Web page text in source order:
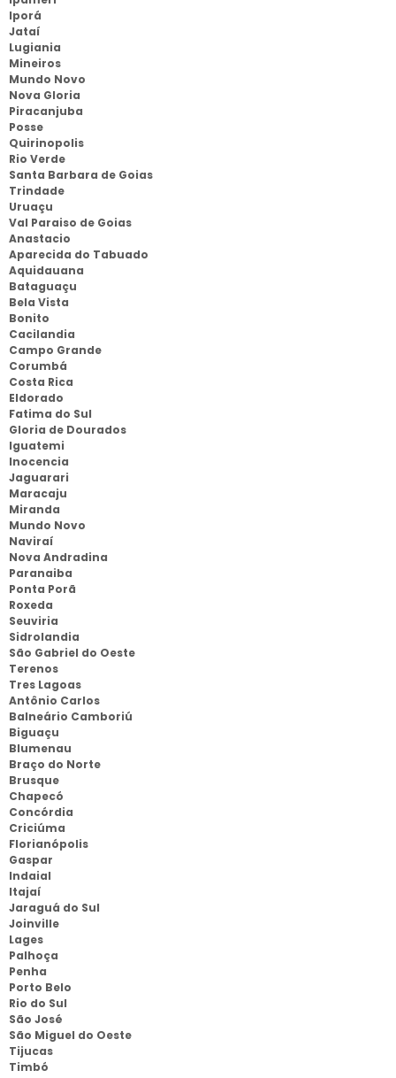
Iporá
Jataí
Lugiania
Mineiros
Mundo Novo
Nova Gloria
Piracanjuba
Posse
Quirinopolis
Rio Verde
Santa Barbara de Goias
Trindade
Uruaçu
Val Paraiso de Goias
Anastacio
Aparecida do Tabuado
Aquidauana
Bataguaçu
Bela Vista
Bonito
Cacilandia
Campo Grande
Corumbá
Costa Rica
Eldorado
Fatima do Sul
Gloria de Dourados
Iguatemi
Inocencia
Jaguarari
Maracaju
Miranda
Mundo Novo
Naviraí
Nova Andradina
Paranaiba
Ponta Porã
Roxeda
Seuviria
Sidrolandia
São Gabriel do Oeste
Terenos
Tres Lagoas
Antônio Carlos
Balneário Camboriú
Biguaçu
Blumenau
Braço do Norte
Brusque
Chapecó
Concórdia
Criciúma
Florianópolis
Gaspar
Indaial
Itajaí
Jaraguá do Sul
Joinville
Lages
Palhoça
Penha
Porto Belo
Rio do Sul
São José
São Miguel do Oeste
Tijucas
Timbó